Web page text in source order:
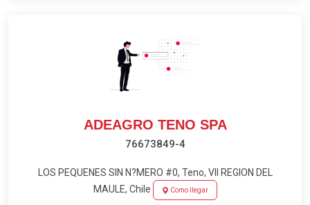
ADEAGRO TENO SPA
76673849-4
LOS PEQUENES SIN N?MERO #0, Teno, VII REGION DEL
MAULE, Chile
Como llegar